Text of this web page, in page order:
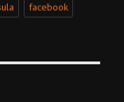
facebook